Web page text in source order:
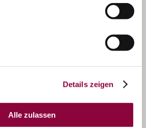
Details zeigen
Alle zulassen